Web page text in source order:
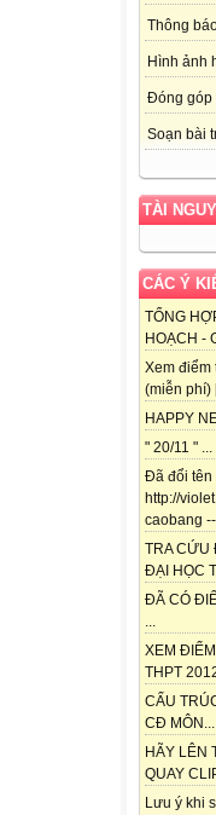
Thông
Hình ảnh
Đóng góp
Soạn bài
TÀI
CÁC Ý
TỔNG
HOẠCH -
Xem
(miễn phí)
HAPPY
" 20/11 " ...
Đã đổi tên
http://
caobang
TRA CỨU
ĐẠI HỌC
ĐÃ CÓ
...
XEM
THPT
CẤU
CĐ MÔN...
HÃY LÊN
QUAY
Lưu ý khi